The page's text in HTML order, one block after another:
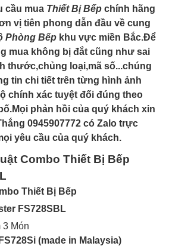
cầu mua Thiết Bị Bếp chính hãng
vị tiên phong dẫn đầu về cung
Phòng Bếp khu vực miền Bắc.Để
mua không bị đắt cũng như sai
thước,chủng loại,mã số...chúng
tin chi tiết trên từng hình ảnh
chính xác tuyệt đối đúng theo
phản hồi của quý khách xin
0945907772 có Zalo trực
yêu cầu của quý khách.
Combo Thiết Bị Bếp
Thiết Bị Bếp
FS728SBL
3 Món
(made in Malaysia)